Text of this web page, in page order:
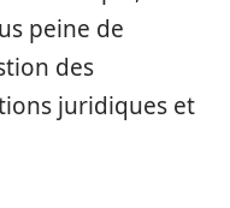
peine de
des
juridiques et